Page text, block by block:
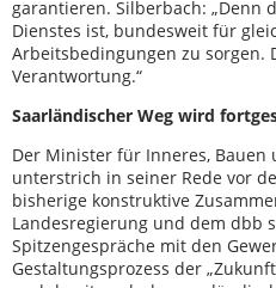
garantieren. Silberbach: „Denn
Dienstes ist, bundesweit für
Arbeitsbedingungen zu sorgen.
Verantwortung.“
Saarländischer Weg wird
Der Minister für Inneres, Bauen
unterstrich in seiner Rede vor
bisherige konstruktive
Landesregierung und dem dbb
Spitzengespräche mit den
Gestaltungsprozess der